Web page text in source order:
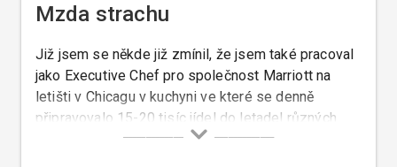
Mzda strachu
Již jsem se někde již zmínil, že jsem také pracoval
jako Executive Chef pro společnost Marriott na
letišti v Chicagu v kuchyni ve které se denně
připravovalo 15-20 tisíc jídel do letadel různých
leteckých společností.